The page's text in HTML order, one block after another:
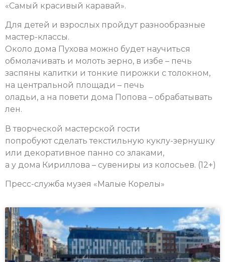
«Самый красивый каравай».
Для детей и взрослых пройдут разнообразные
мастер-классы.
Около дома Пухова можно будет научиться
обмолачивать и молоть зерно, в избе – печь
заспяны калитки и тонкие пирожки с толокном,
на центральной площади – печь
оладьи, а на повети дома Попова – обрабатывать
лен.
В творческой мастерской гости
попробуют сделать текстильную куклу-зернушку
или декоративное панно со злаками,
а у дома Кириллова – сувениры из колосьев. (12+)
Пресс-служба музея «Малые Корелы»